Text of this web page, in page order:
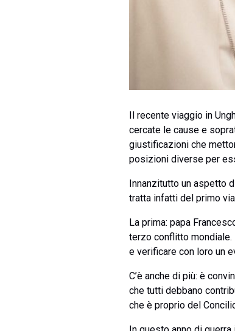
Il recente viaggio in
cercate le cause e
giustificazioni che
posizioni diverse per
Innanzitutto un aspetto
tratta infatti del primo
La prima: papa
terzo conflitto
e verificare con loro un
C’è anche di più: è
che tutti debbano
che è proprio del